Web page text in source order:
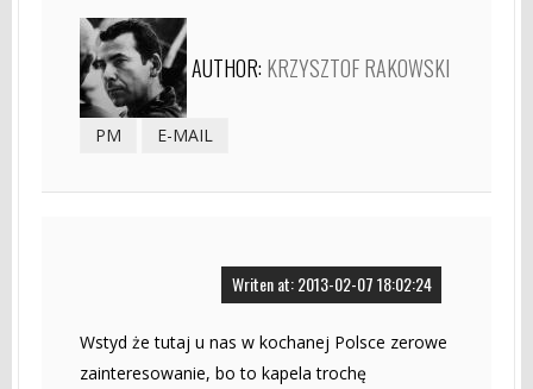
AUTHOR: KRZYSZTOF RAKOWSKI
PM E-MAIL
Writen at: 2013-02-07 18:02:24
Wstyd że tutaj u nas w kochanej Polsce zerowe
zainteresowanie, bo to kapela trochę